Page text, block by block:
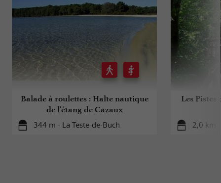
Balade à roulettes : Halte nautique
de l'étang de Cazaux
344 m - La Teste-de-Buch
Les Pistes
2,0 km